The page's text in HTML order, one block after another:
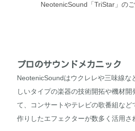
NeotenicSound「TriStar」の
プロのサウンドメカニック
NeotenicSoundはウクレレや三味線な
しいタイプの楽器の技術開拓や機材開
て、コンサートやテレビの歌番組など
作りしたエフェクターが数多く活用さ